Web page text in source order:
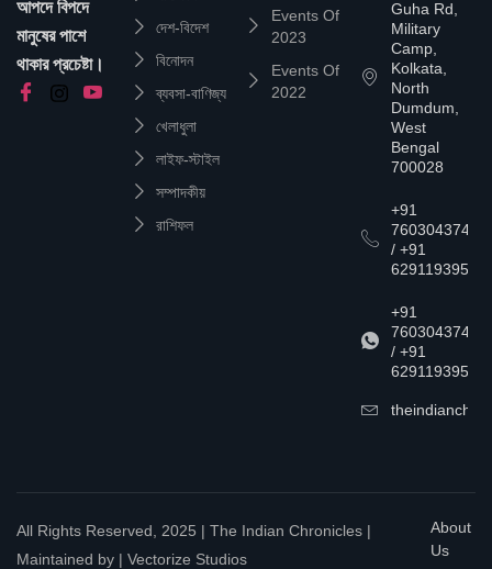
আপদে বিপদে
মানুষের পাশে
থাকার প্রচেষ্টা।
দেশ-বিদেশ
বিনোদন
ব্যবসা-বাণিজ্য
খেলাধুলা
লাইফ-স্টাইল
সম্পাদকীয়
রাশিফল
Events Of
2023
Events Of
2022
Guha Rd,
Military
Camp,
Kolkata,
North
Dumdum,
West
Bengal
700028
+91
7603043747
/ +91
6291193957
+91
7603043747
/ +91
6291193957
All Rights Reserved, 2025 | The Indian Chronicles |
Maintained by | Vectorize Studios
About
Us